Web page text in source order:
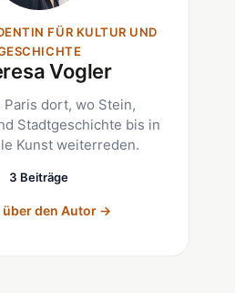
FÜR KULTUR UND
Vogler
Paris dort, wo Stein,
Stadtgeschichte bis in
Kunst weiterreden.
3 Beiträge
über den Autor→